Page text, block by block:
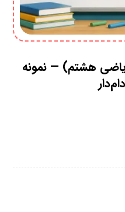
هشتم) — نمونه